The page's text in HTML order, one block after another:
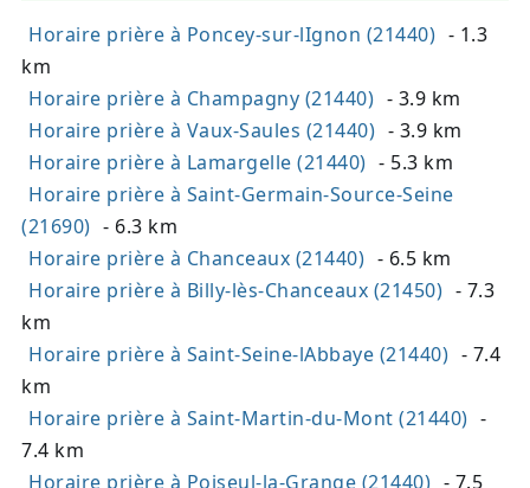
Horaire prière à Poncey-sur-lIgnon (21440) - 1.3
km
Horaire prière à Champagny (21440) - 3.9 km
Horaire prière à Vaux-Saules (21440) - 3.9 km
Horaire prière à Lamargelle (21440) - 5.3 km
Horaire prière à Saint-Germain-Source-Seine
(21690) - 6.3 km
Horaire prière à Chanceaux (21440) - 6.5 km
Horaire prière à Billy-lès-Chanceaux (21450) - 7.3
km
Horaire prière à Saint-Seine-lAbbaye (21440) - 7.4
km
Horaire prière à Saint-Martin-du-Mont (21440) -
7.4 km
Horaire prière à Poiseul-la-Grange (21440) - 7.5